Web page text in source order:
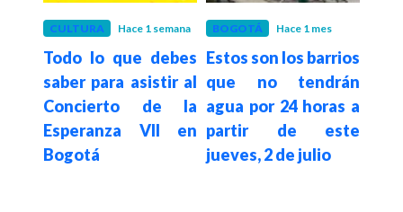
CULTURA Hace 1 semana
Todo lo que debes
saber para asistir al
Concierto de la
Esperanza VII en
Bogotá
BOGOTÁ Hace 1 mes
Estos son los barrios
que no tendrán
agua por 24 horas a
partir de este
jueves, 2 de julio